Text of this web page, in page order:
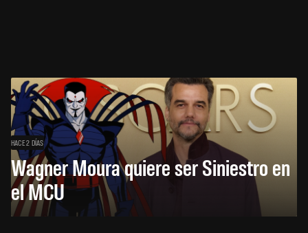
HACE 2 DÍAS
Wagner Moura quiere ser Siniestro en
el MCU